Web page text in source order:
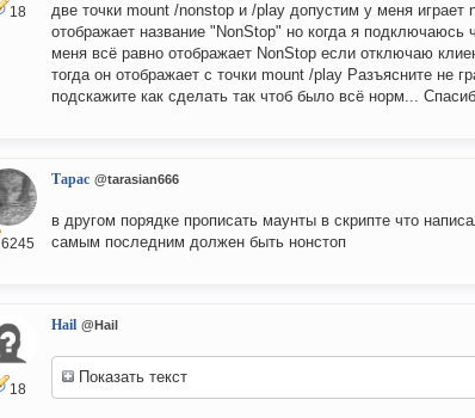
18
две точки mount /nonstop и /play допустим у меня играет
отображает название "NonStop" но когда я подключаюсь
меня всё равно отображает NonStop если отключаю
тогда он отображает с точки mount /play Разъясните не
подскажите как сделать так чтоб было всё норм...
6245
Тарас @tarasian666
в другом порядке прописать маунты в скрипте что
самым последним должен быть нонстоп
18
Hail @Hail
Показать текст